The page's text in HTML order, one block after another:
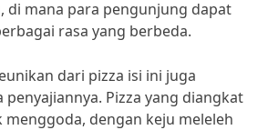
di mana para pengunjung dapat
rasa yang berbeda.
dari pizza isi ini juga
Pizza yang diangkat
menggoda, dengan keju meleleh